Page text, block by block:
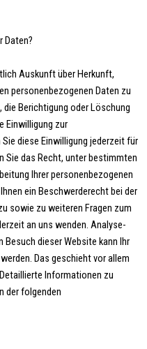
Daten?
Auskunft über Herkunft,
personenbezogenen Daten zu
die Berichtigung oder Löschung
Einwilligung zur
diese Einwilligung jederzeit für
Sie das Recht, unter bestimmten
Ihrer personenbezogenen
ein Beschwerderecht bei der
sowie zu weiteren Fragen zum
an uns wenden. Analyse-
dieser Website kann Ihr
Das geschieht vor allem
Informationen zu
der folgenden